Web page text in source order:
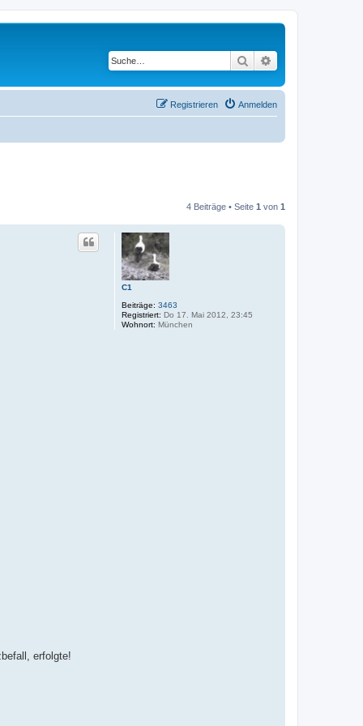
Suche
Anmelden
Registrieren
4 Beiträge • Seite 1 von 1
C1
Beiträge: 3463
Registriert: Do 17. Mai 2012, 23:45
Wohnort: München
erfolgte!